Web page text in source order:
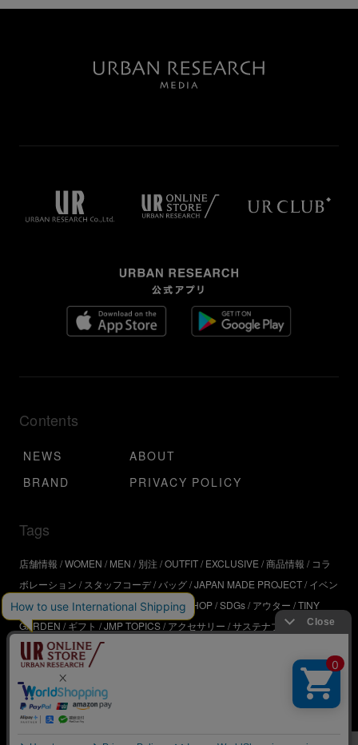
BRAND
Contents
NEWS
ABOUT
BRAND
PRIVACY POLICY
Tags
店舗情報 WOMEN MEN 別注 OUTFIT EXCLUSIVE 商品情報
コラ
ボレーション
スタッフコーデ バッグ JAPAN MADE PROJECT イベン
ト アウトドア インタビュー WORKSHOP SDGs アウター TINY
GARDEN
ギフト JMP TOPICS アクセサリー サステナブル
UR
SDGs
ジュエリー
ア URBS